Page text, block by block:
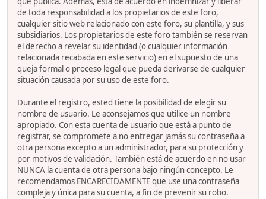
de toda responsabilidad a los propietarios de este foro,
cualquier sitio web relacionado con este foro, su plantilla, y sus
subsidiarios. Los propietarios de este foro también se reservan
el derecho a revelar su identidad (o cualquier información
relacionada recabada en este servicio) en el supuesto de una
queja formal o proceso legal que pueda derivarse de cualquier
situación causada por su uso de este foro.
Durante el registro, ested tiene la posibilidad de elegir su
nombre de usuario. Le aconsejamos que utilice un nombre
apropiado. Con esta cuenta de usuario que está a punto de
registrar, se compromete a no entregar jamás su contraseña a
otra persona excepto a un administrador, para su protección y
por motivos de validación. También está de acuerdo en no usar
NUNCA la cuenta de otra persona bajo ningún concepto. Le
recomendamos ENCARECIDAMENTE que use una contraseña
compleja y única para su cuenta, a fin de prevenir su robo.